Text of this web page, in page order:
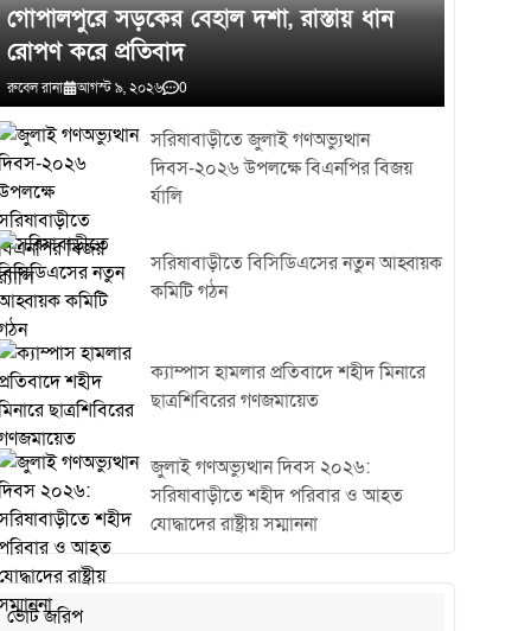
গোপালপুরে সড়কের বেহাল দশা, রাস্তায় ধান
রোপণ করে প্রতিবাদ
রুবেল রানা আগস্ট ৯, ২০২৬ 0
সরিষাবাড়ীতে জুলাই গণঅভ্যুত্থান
দিবস-২০২৬ উপলক্ষে বিএনপির বিজয়
র্যালি
সরিষাবাড়ীতে বিসিডিএসের নতুন আহ্বায়ক
কমিটি গঠন
ক্যাম্পাস হামলার প্রতিবাদে শহীদ মিনারে
ছাত্রশিবিরের গণজমায়েত
জুলাই গণঅভ্যুত্থান দিবস ২০২৬:
সরিষাবাড়ীতে শহীদ পরিবার ও আহত
যোদ্ধাদের রাষ্ট্রীয় সম্মাননা
ভোট জরিপ